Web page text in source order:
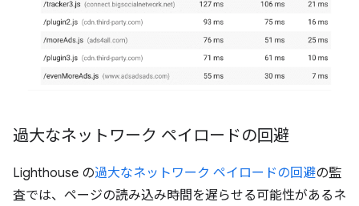
過大なネットワーク ペイロードの回避
Lighthouse の過大なネットワーク ペイロードの回避の監
査では、ページの読み込み時間を遅らせる可能性があるネ